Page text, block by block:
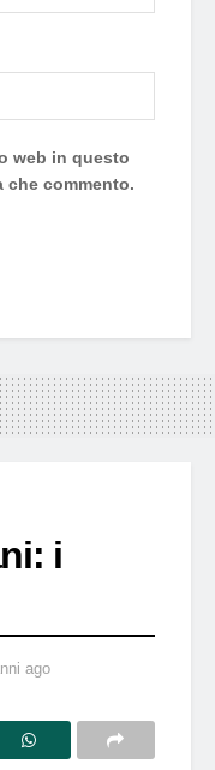
web in questo
che commento.
i
ago